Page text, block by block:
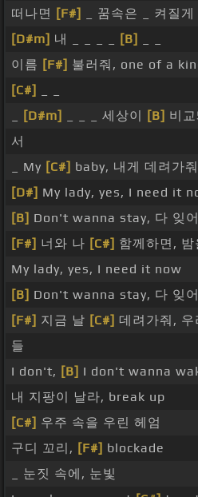
떠나면 [F#]
_ 꿈속은 _ 켜질게
[D#m] 내 _ _ _ _ [B]
이름 [F#] 불러줘, one of a
[C#]
[D#m] _ _ _ 세상이 [B] 비
서
_ My [C#] baby, 내게 데려가줘
[D#] My lady, yes, I need it
[B] Don't wanna stay, 다 잊
[F#] 너와 나 [C#] 함께하면, 밤
My lady, yes, I need it now
[B] Don't wanna stay, 다 잊
[F#] 지금 날 [C#] 데려가줘, 우
들
I don't, [B] I don't wanna
내 지팡이 날라, break up
[C#] 우주 속을 우린 헤엄
구디 꼬리, [F#] blockade
_ 눈짓 속에, 눈빛